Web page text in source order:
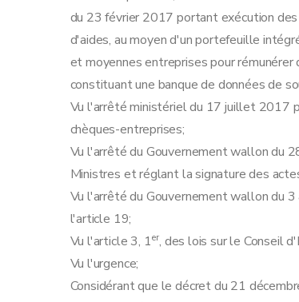
du 23 février 2017 portant exécution
d'aides, au moyen d'un portefeuille
et moyennes entreprises pour
constituant une banque de données de
Vu l'arrêté ministériel du 17 juillet 2017
chèques-entreprises;
Vu l'arrêté du Gouvernement wallon du
Ministres et réglant la signature des
Vu l'arrêté du Gouvernement wallon du
l'article 19;
Vu l'article 3, 1er, des lois sur le Conseil
Vu l'urgence;
Considérant que le décret du 21